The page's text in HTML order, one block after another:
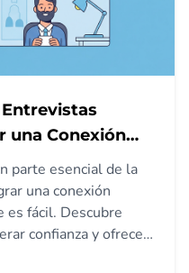
una Conexión
parte esencial de la
una conexión
es fácil. Descubre
confianza y ofrecer